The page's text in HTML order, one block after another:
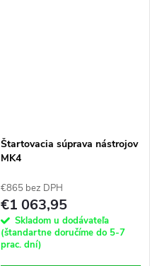
Štartovacia súprava nástrojov
MK4
€865 bez DPH
€1 063,95
Skladom u dodávateľa
(štandartne doručíme do 5-7
prac. dní)